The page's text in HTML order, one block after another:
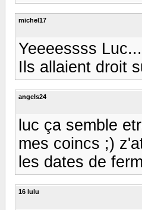
michel17
Yeeeessss
Ils allaient droit
angels24
luc ça semble
mes coincs ;)
les dates de
16 lulu